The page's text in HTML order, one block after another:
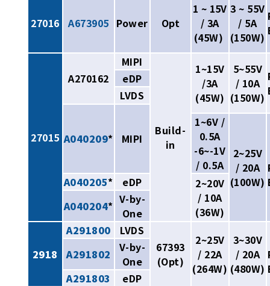
27016 A673905 Power Opt
1 ~ 15V
/ 3A
(45W)
3 ~ 55V
/ 5A
(150W)
27015
A270162
MIPI
Build-
in
1~15V
/3A
(45W)
5~55V
/ 10A
(150W)
eDP
LVDS
A040209* MIPI
1~6V /
0.5A
-6~-1V
/ 0.5A
2~25V
/ 20A
(100W)
A040205* eDP
2~20V
/ 10A
(36W)
A040204* V-by-
One
2918
A291800
LVDS
67393
(Opt)
2~25V
/ 22A
(264W)
3~30V
/ 20A
(480W)
A291802
V-by-
One
A291803
eDP